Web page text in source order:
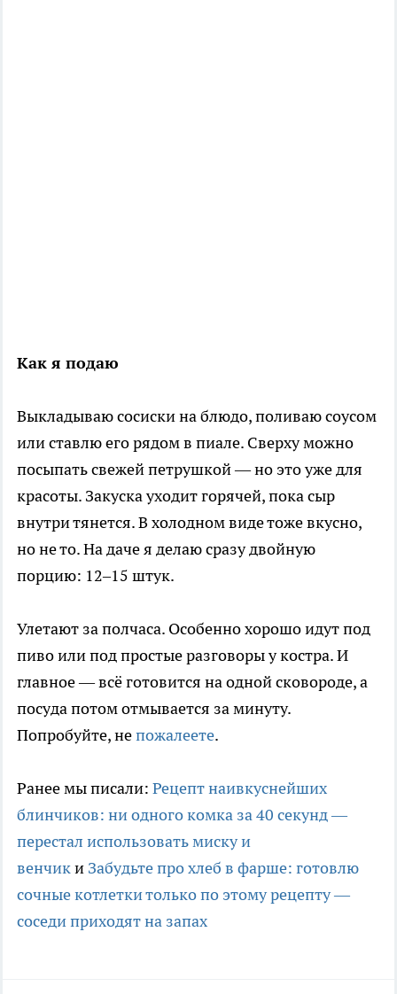
Как я подаю
Выкладываю сосиски на блюдо, поливаю соусом
или ставлю его рядом в пиале. Сверху можно
посыпать свежей петрушкой — но это уже для
красоты. Закуска уходит горячей, пока сыр
внутри тянется. В холодном виде тоже вкусно,
но не то. На даче я делаю сразу двойную
порцию: 12–15 штук.
Улетают за полчаса. Особенно хорошо идут под
пиво или под простые разговоры у костра. И
главное — всё готовится на одной сковороде, а
посуда потом отмывается за минуту.
Попробуйте, непожалеете.
Ранее мы писали: Рецепт наивкуснейших
блинчиков: ни одного комка за 40 секунд —
перестал использовать миску и
венчики Забудьте про хлеб в фарше: готовлю
сочные котлетки только по этому рецепту —
соседи приходят на запах